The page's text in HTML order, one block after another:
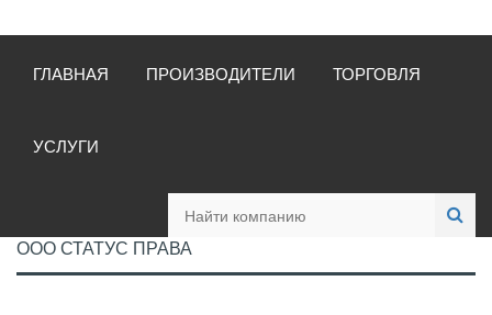
ГЛАВНАЯ ПРОИЗВОДИТЕЛИ ТОРГОВЛЯ
УСЛУГИ
ООО СТАТУС ПРАВА